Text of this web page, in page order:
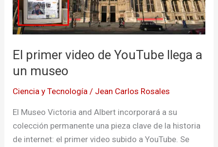
El primer video de YouTube llega a
un museo
Ciencia y Tecnología / Jean Carlos Rosales
El Museo Victoria and Albert incorporará a su
colección permanente una pieza clave de la historia
de internet: el primer video subido a YouTube. Se
un
museo